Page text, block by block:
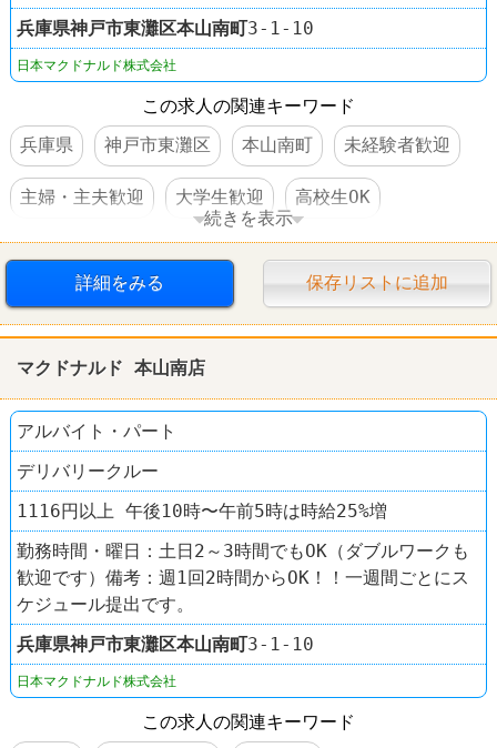
兵庫県神戸市東灘区本山南町3-1-10
日本マクドナルド株式会社
この求人の関連キーワード
兵庫県
神戸市東灘区 本山南町 未経験者歓迎
主婦・主夫歓迎 大学生歓迎 高校生OK
外国人OK 時間・曜日指定可 短時間でもＯＫ
社員割引あり 食事補助あり
社員登用あり
ファーストフード マクドナルド
続きを表示
詳細をみる 保存リストに追加
マクドナルド 本山南店
アルバイト・パート
デリバリークルー
1116円以上 午後10時〜午前5時は時給25%増
勤務時間・曜日：土日2～3時間でもOK（ダブルワークも
歓迎です）備考：週1回2時間からOK！！一週間ごとにス
ケジュール提出です。
兵庫県神戸市東灘区本山南町3-1-10
日本マクドナルド株式会社
この求人の関連キーワード